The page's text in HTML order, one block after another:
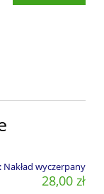
Nakład wyczerpany
28,00 zł